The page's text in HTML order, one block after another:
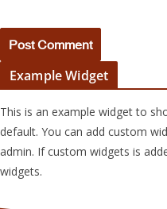
Example Widget
This is an example widget to
default. You can add custom
admin. If custom widgets is
widgets.